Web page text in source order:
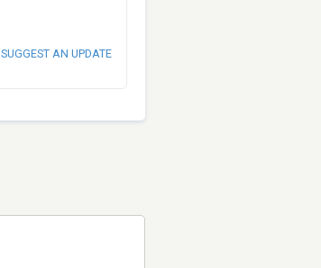
SUGGEST AN UPDATE